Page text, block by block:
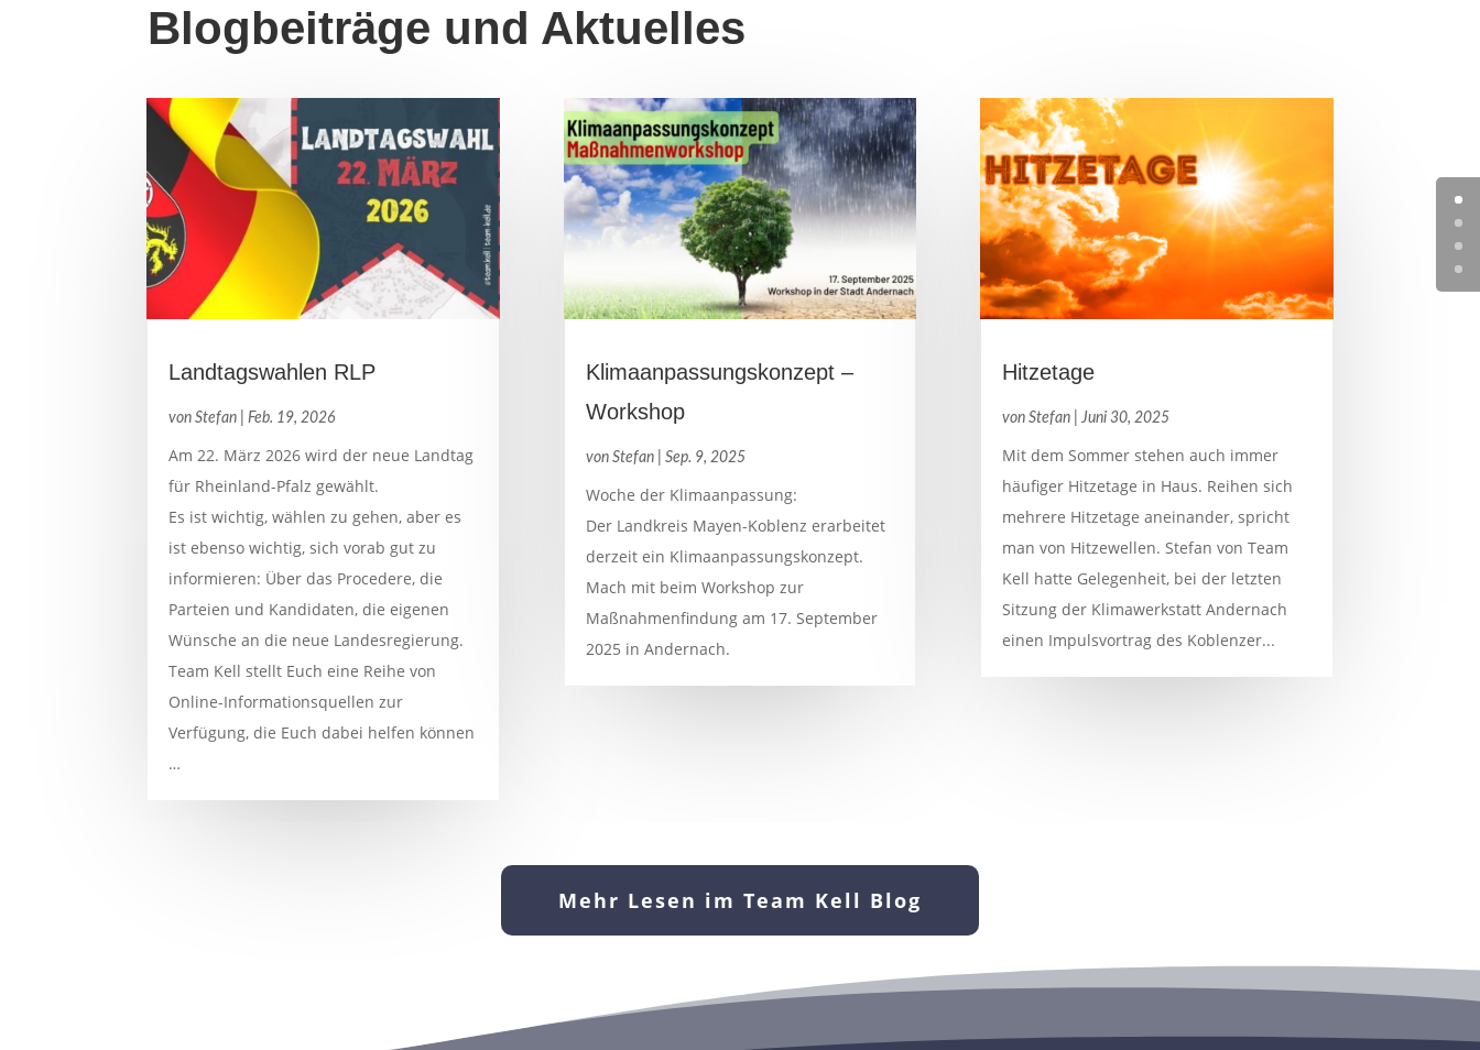
Blogbeiträge und Aktuelles
Landtagswahlen RLP
vonStefan |Feb. 19, 2026
Am 22. März 2026 wird der neue Landtag
für Rheinland-Pfalz gewählt.
Es ist wichtig, wählen zu gehen, aber es
ist ebenso wichtig, sich vorab gut zu
informieren: Über das Procedere, die
Parteien und Kandidaten, die eigenen
Wünsche an die neue Landesregierung.
Team Kell stellt Euch eine Reihe von
Online-Informationsquellen zur
Verfügung, die Euch dabei helfen können
…
Klimaanpassungskonzept –
Workshop
von Stefan| Sep. 9, 2025
Woche der Klimaanpassung:
Der Landkreis Mayen-Koblenz erarbeitet
derzeit ein Klimaanpassungskonzept.
Mach mit beim Workshop zur
Maßnahmenfindung am 17. September
2025 in Andernach.
Hitzetage
von Stefan| Juni 30, 2025
Mit dem Sommer stehen auch immer
häufiger Hitzetage in Haus. Reihen sich
mehrere Hitzetage aneinander, spricht
man von Hitzewellen. Stefan von Team
Kell hatte Gelegenheit, bei der letzten
Sitzung der Klimawerkstatt Andernach
einen Impulsvortrag des Koblenzer...
Mehr Lesen im Team Kell Blog